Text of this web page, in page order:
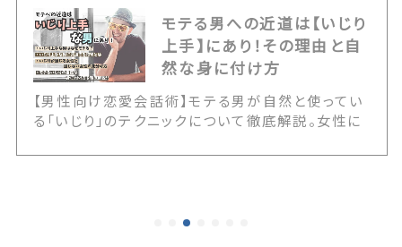
モテる男への近道は【いじり
上手】にあり！その理由と自
然な身に付け方
【男性向け恋愛会話術】モテる男が自然と使ってい
る「いじり」のテクニックについて徹底解説。女性に
りが通じる女性の見極め方を伝授します。また20
情報が満載です！ The post モテる男への近道は